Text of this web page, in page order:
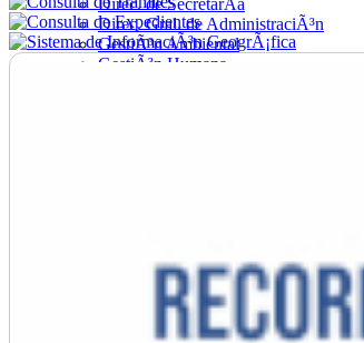
Direc. de SecretarÃ­a
Direc. Gral. de AdministraciÃ³n
GestiÃ³n Ambiental
GestiÃ³n Humana